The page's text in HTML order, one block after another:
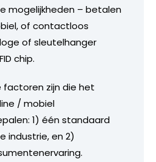
mogelijkheden – betalen
of contactloos
of sleutelhanger
chip.
factoren zijn die het
/ mobiel
1) één standaard
industrie, en 2)